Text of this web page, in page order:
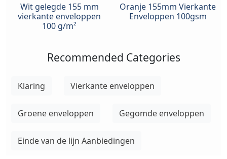
Wit gelegde 155 mm
vierkante enveloppen
100 g/m²
Oranje 155mm Vierkante
Enveloppen 100gsm
Recommended Categories
Klaring Vierkante enveloppen
Groene enveloppen Gegomde enveloppen
Einde van de lijn Aanbiedingen